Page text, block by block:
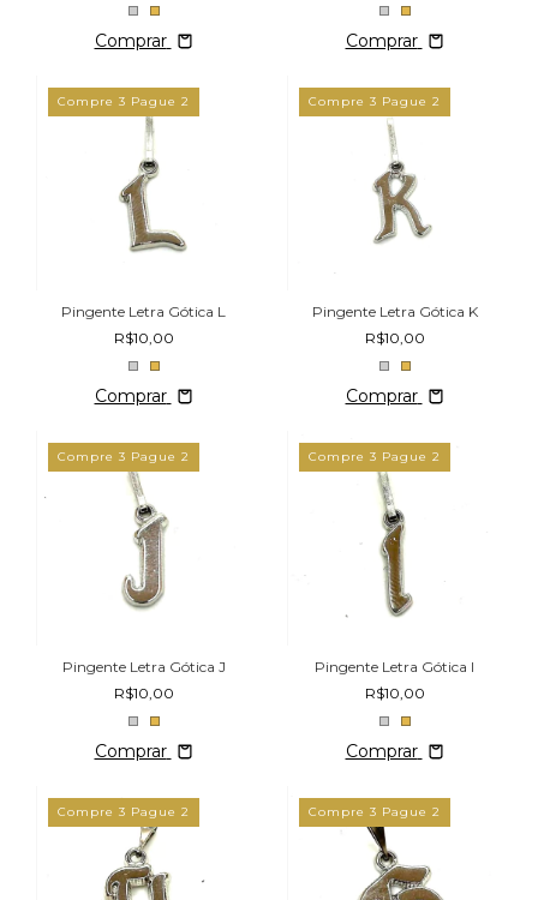
Comprar Comprar
Compre 3 Pague 2
Pingente Letra Gótica L
R$10,00
Comprar
Compre 3 Pague 2
Pingente Letra Gótica K
R$10,00
Comprar
Compre 3 Pague 2
Pingente Letra Gótica J
R$10,00
Comprar
Compre 3 Pague 2
Pingente Letra Gótica I
R$10,00
Comprar
Compre 3 Pague 2 Compre 3 Pague 2